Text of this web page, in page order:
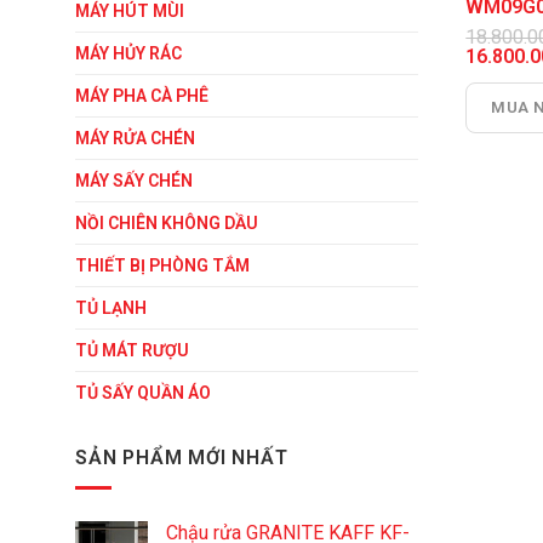
MÁY HÚT MÙI
MÁY HỦY RÁC
MÁY PHA CÀ PHÊ
MÁY RỬA CHÉN
MÁY SẤY CHÉN
NỒI CHIÊN KHÔNG DẦU
THIẾT BỊ PHÒNG TẮM
TỦ LẠNH
TỦ MÁT RƯỢU
TỦ SẤY QUẦN ÁO
SẢN PHẨM MỚI NHẤT
Chậu rửa GRANITE KAFF KF-
Giá
là:
hiện
là:
MUA